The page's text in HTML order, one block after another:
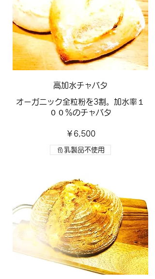
高加水チャバタ
オーガニック全粒粉を3割。加水率１
００％のチャバタ
￥6,500
乳製品不使用